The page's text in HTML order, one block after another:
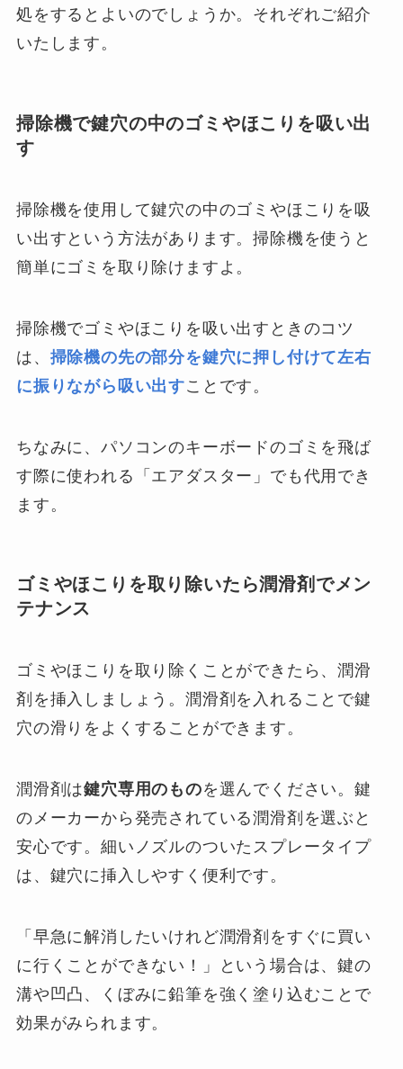
処をするとよいのでしょうか。それぞれご紹介
いたします。
掃除機で鍵穴の中のゴミやほこりを吸い出
す
掃除機を使用して鍵穴の中のゴミやほこりを吸
い出すという方法があります。掃除機を使うと
簡単にゴミを取り除けますよ。
掃除機でゴミやほこりを吸い出すときのコツ
は、 掃除機の先の部分を鍵穴に押し付けて左右
に振りながら吸い出すことです。
ちなみに、パソコンのキーボードのゴミを飛ば
す際に使われる「エアダスター」でも代用でき
ます。
ゴミやほこりを取り除いたら潤滑剤でメン
テナンス
ゴミやほこりを取り除くことができたら、潤滑
剤を挿入しましょう。潤滑剤を入れることで鍵
穴の滑りをよくすることができます。
潤滑剤は鍵穴専用のものを選んでください。鍵
のメーカーから発売されている潤滑剤を選ぶと
安心です。細いノズルのついたスプレータイプ
は、鍵穴に挿入しやすく便利です。
「早急に解消したいけれど潤滑剤をすぐに買い
に行くことができない！」という場合は、鍵の
溝や凹凸、くぼみに鉛筆を強く塗り込むことで
効果がみられます。